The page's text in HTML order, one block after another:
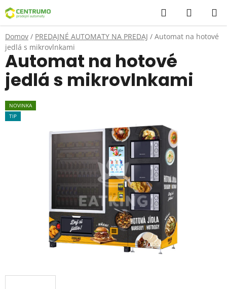
Prejsť
na
obsah
Hľadať
KOŠÍK
Domov / PREDAJNÉ AUTOMATY NA PREDAJ / Automat na hotové
jedlá s mikrovlnkami
Automat na hotové
jedlá s mikrovlnkami
NOVINKA
TIP